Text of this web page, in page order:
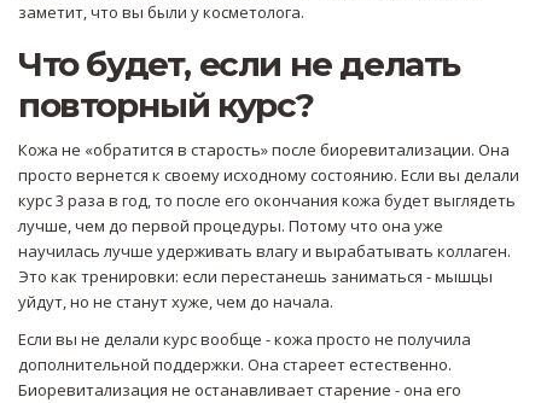
заметит, что вы были у косметолога.
Что будет, если не делать
повторный курс?
Кожа не «обратится в старость» после биоревитализации. Она
просто вернется к своему исходному состоянию. Если вы делали
курс 3 раза в год, то после его окончания кожа будет выглядеть
лучше, чем до первой процедуры. Потому что она уже
научилась лучше удерживать влагу и вырабатывать коллаген.
Это как тренировки: если перестанешь заниматься - мышцы
уйдут, но не станут хуже, чем до начала.
Если вы не делали курс вообще - кожа просто не получила
дополнительной поддержки. Она стареет естественно.
Биоревитализация не останавливает старение - она его